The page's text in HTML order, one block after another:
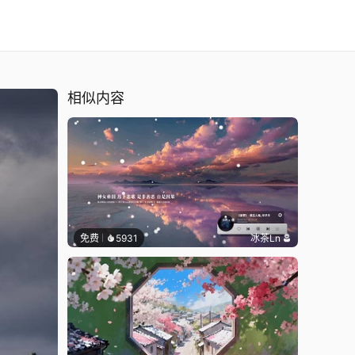
相似内容
免费 5931 冰茶Ln